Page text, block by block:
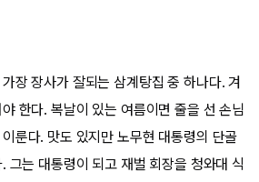
장 장사가 잘되는 삼계탕집 중 하나다. 겨
한다. 복날이 있는 여름이면 줄을 선 손님
룬다. 맛도 있지만 노무현 대통령의 단골
그는 대통령이 되고 재벌 회장을 청와대 식